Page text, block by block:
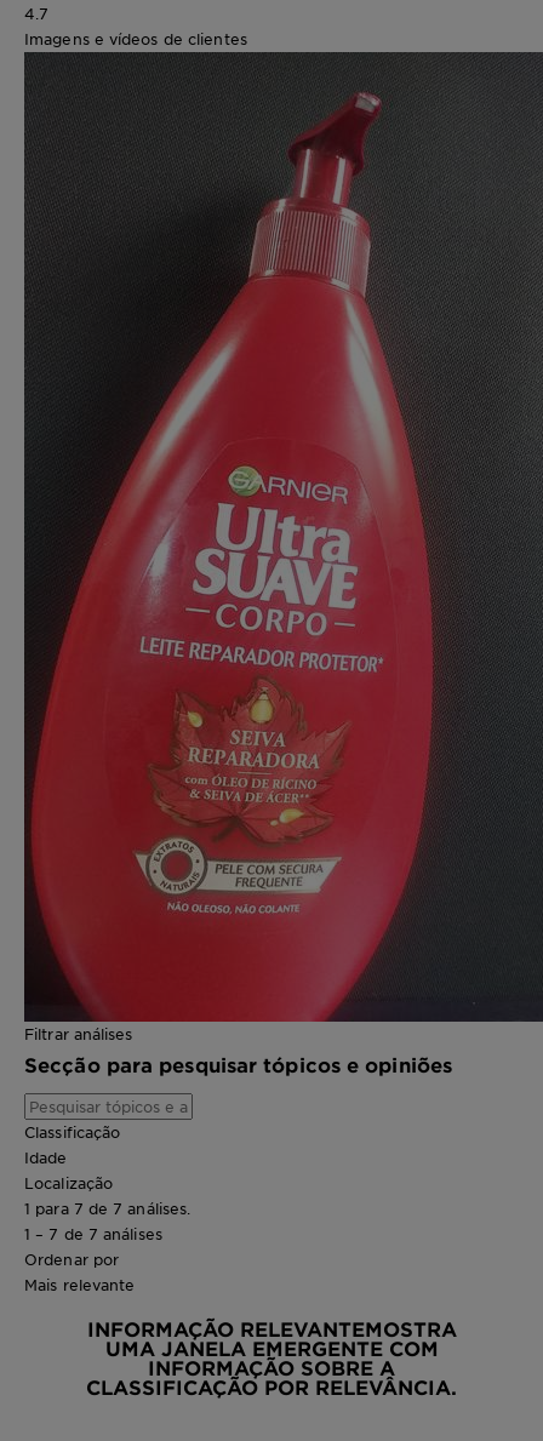
4.7
Imagens e vídeos de clientes
Filtrar análises
Secção para pesquisar tópicos e opiniões
Classificação
Idade
Localização
1 para 7 de 7 análises.
1 – 7 de 7 análises
Ordenar por
Mais relevante
INFORMAÇÃO RELEVANTEMOSTRA
UMA JANELA EMERGENTE COM
INFORMAÇÃO SOBRE A
CLASSIFICAÇÃO POR RELEVÂNCIA.